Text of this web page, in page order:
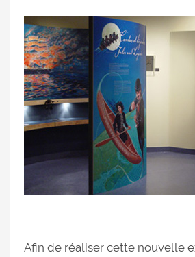
Afin de réaliser cette nouvelle